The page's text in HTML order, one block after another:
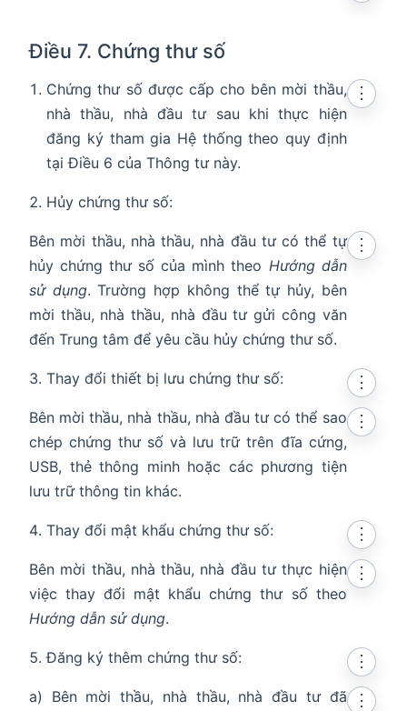
Điều 7. Chứng thư số
Chứng thư số được cấp cho bên mời thầu,
nhà thầu, nhà đầu tư sau khi thực hiện
đăng ký tham gia Hệ thống theo quy định
tại Điều 6 của Thông tư này.
⋮
Hủy chứng thư số:
Bên mời thầu, nhà thầu, nhà đầu tư có thể tự
hủy chứng thư số của mình theo Hướng dẫn
sử dụng. Trường hợp không thể tự hủy, bên
mời thầu, nhà thầu, nhà đầu tư gửi công văn
đến Trung tâm để yêu cầu hủy chứng thư số.
⋮
Thay đổi thiết bị lưu chứng thư số:
⋮
Bên mời thầu, nhà thầu, nhà đầu tư có thể sao
chép chứng thư số và lưu trữ trên đĩa cứng,
USB, thẻ thông minh hoặc các phương tiện
lưu trữ thông tin khác.
⋮
Thay đổi mật khẩu chứng thư số:
⋮
Bên mời thầu, nhà thầu, nhà đầu tư thực hiện
việc thay đổi mật khẩu chứng thư số theo
Hướng dẫn sử dụng.
⋮
Đăng ký thêm chứng thư số:
⋮
a) Bên mời thầu, nhà thầu, nhà đầu tư đã
⋮